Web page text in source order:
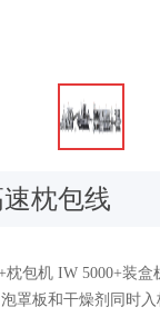
枕包机 IW 5000+装盒
罩板和干燥剂同时
枕包线